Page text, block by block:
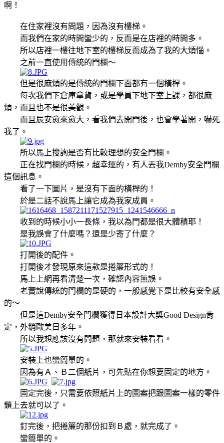
啊！
在住家裡沒有問題，因為沒有樓梯。
而我們在家的時間蠻少的，反而是在店裡的時間多。
所以店裡一樓往地下室的樓梯反而成為了我的大煩惱。
之前一直使用傳統的門欄～
但是很麻煩的是傳統的門欄下面都有一個橫桿。
每次我們下倉庫拿貨，或是學員下地下室上課，都很麻
煩，而且也不是很美觀。
而且辰安愈來愈大，看我們去開門後，也會學著開，嚇死
我了。
所以馬上搜詢是否有比較理想的安全門欄。
正在找門欄的時候，超幸運的，有人丟我Demby安全門欄
這個訊息。
看了一下圖片，是沒有下面的橫桿的！
於是二話不說馬上讓它成為我家成員。
收到的時候小小一長條，我以為門都是很大體積耶！
是我誤會了什麼嗎？還是少寄了什麼？
打開後的配件。
打開後才發現原來這款是捲簾形式的！
馬上上網再看清楚一次，確認內容無誤。
老實說傳統的門欄的是硬的，一般感覺下是比較有安全感
的～
但是這Demby安全門欄獲得日本設計大獎Good Design肯
定，外銷歐美日多年。
所以我想應該沒有問題，那就來安裝看看。
安裝上也蠻簡單的。
因為有Ａ、Ｂ二個紙片，可先貼在你想要固定的地方。
固定完後，只需要依照紙片上的圖案把跟圖案一樣的零件
鎖上去就可以了。
釘完後，把捲簾的那份扣到Ｂ處，就完成了。
蠻簡單的。